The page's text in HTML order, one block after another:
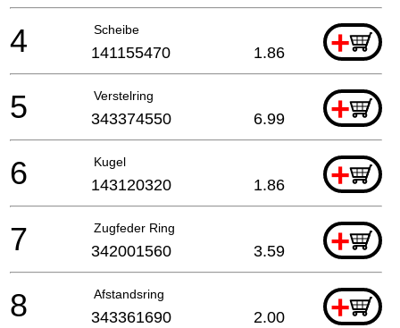
Scheibe +
4 141155470 1.86
Verstelring +
5 343374550 6.99
Kugel +
6 143120320 1.86
Zugfeder Ring +
7 342001560 3.59
Afstandsring +
8 343361690 2.00